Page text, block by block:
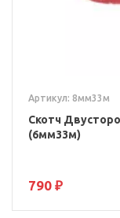
Артикул: 8мм33м
Скотч
(6мм33м)
790 ₽